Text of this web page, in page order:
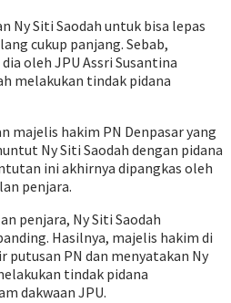
Ny Siti Saodah untuk bisa lepas
cukup panjang. Sebab,
oleh JPU Assri Susantina
melakukan tindak pidana
majelis hakim PN Denpasar yang
Ny Siti Saodah dengan pidana
ini akhirnya dipangkas oleh
penjara.
penjara, Ny Siti Saodah
Hasilnya, majelis hakim di
PN dan menyatakan Ny
tindak pidana
dakwaan JPU.